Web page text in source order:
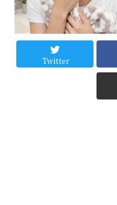
Twitter